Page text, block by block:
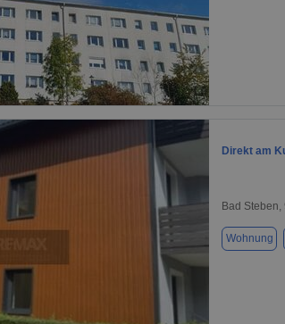
1 / 7
Direkt am
Bad Steben,
Wohnung